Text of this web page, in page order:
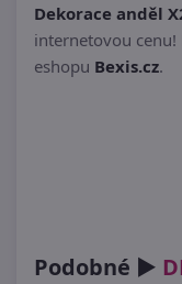
Dekorace anděl
internetovou
eshopu Bexis.cz.
Podobné ►